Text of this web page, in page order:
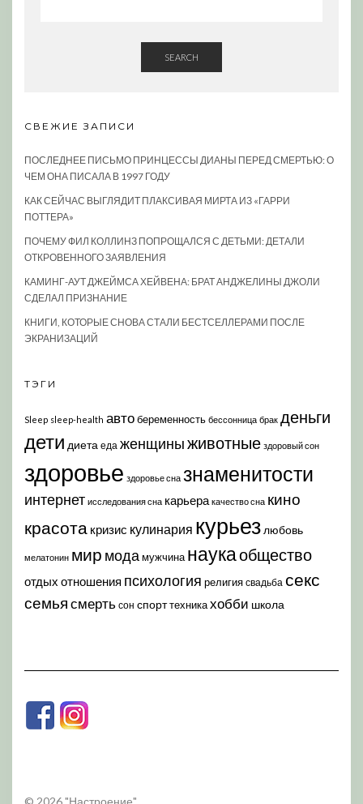
SEARCH
СВЕЖИЕ ЗАПИСИ
ПОСЛЕДНЕЕ ПИСЬМО ПРИНЦЕССЫ ДИАНЫ ПЕРЕД СМЕРТЬЮ: О
ЧЕМ ОНА ПИСАЛА В 1997 ГОДУ
КАК СЕЙЧАС ВЫГЛЯДИТ ПЛАКСИВАЯ МИРТА ИЗ «ГАРРИ
ПОТТЕРА»
ПОЧЕМУ ФИЛ КОЛЛИНЗ ПОПРОЩАЛСЯ С ДЕТЬМИ: ДЕТАЛИ
ОТКРОВЕННОГО ЗАЯВЛЕНИЯ
КАМИНГ-АУТ ДЖЕЙМСА ХЕЙВЕНА: БРАТ АНДЖЕЛИНЫ ДЖОЛИ
СДЕЛАЛ ПРИЗНАНИЕ
КНИГИ, КОТОРЫЕ СНОВА СТАЛИ БЕСТСЕЛЛЕРАМИ ПОСЛЕ
ЭКРАНИЗАЦИЙ
ТЭГИ
Sleep sleep-health автобеременность бессонница брак деньги
дети диета еда женщиныживотные здоровый сон
здоровье здоровье сна знаменитости
интернет исследования сна карьера качество сна кино
красота кризис кулинария курьез любовь
мелатонин мир модамужчина наукаобщество
отдых отношения психология религия свадьба секс
семья смерть сон спорттехникахобби школа
© 2026 "Настроение"